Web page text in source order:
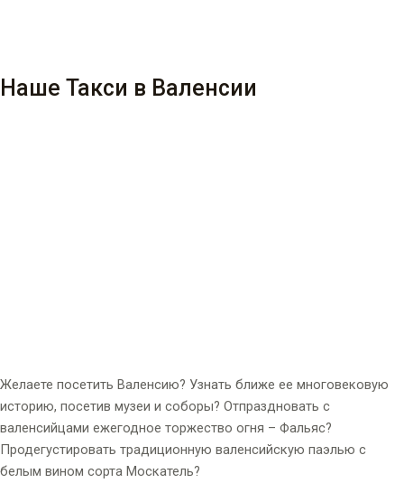
Наше Такси в Валенсии
Желаете посетить Валенсию? Узнать ближе ее многовековую
историю, посетив музеи и соборы? Отпраздновать с
валенсийцами ежегодное торжество огня – Фальяс?
Продегустировать традиционную валенсийскую паэлью с
белым вином сорта Москатель?